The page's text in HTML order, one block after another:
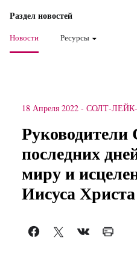
Раздел новостей
Новости Ресурсы
18 Апреля 2022 - СОЛТ-
последних
миру и
Иисуса Христа